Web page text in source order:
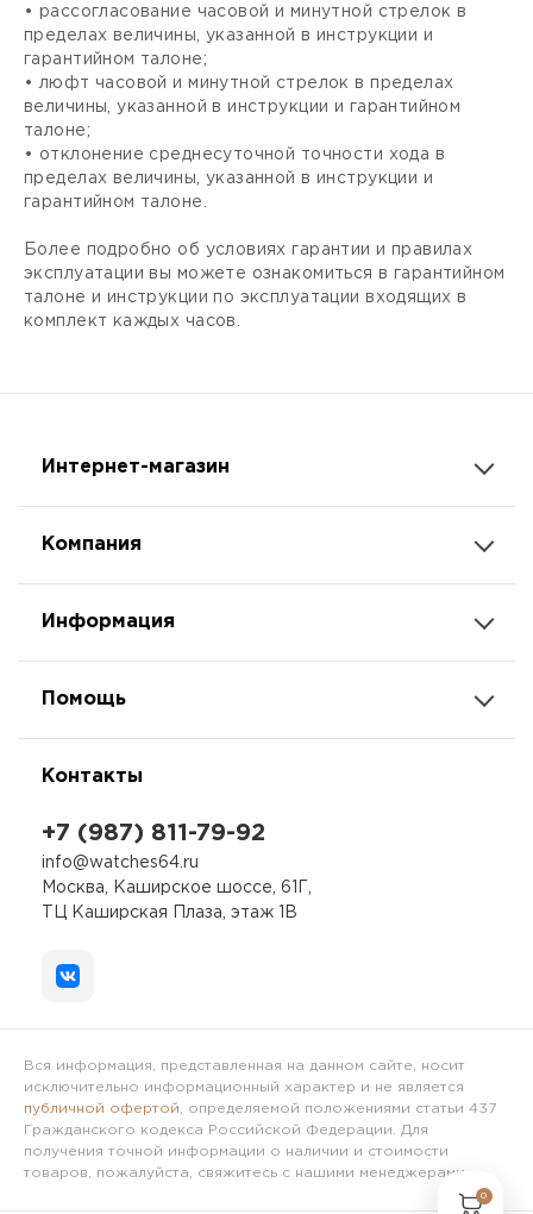
• рассогласование часовой и минутной стрелок в
пределах величины, указанной в инструкции и
гарантийном талоне;
• люфт часовой и минутной стрелок в пределах
величины, указанной в инструкции и гарантийном
талоне;
• отклонение среднесуточной точности хода в
пределах величины, указанной в инструкции и
гарантийном талоне.
Более подробно об условиях гарантии и правилах
эксплуатации вы можете ознакомиться в гарантийном
талоне и инструкции по эксплуатации входящих в
комплект каждых часов.
Интернет-магазин
Компания
Информация
Помощь
Контакты
+7 (987) 811-79-92
info@watches64.ru
Москва, Каширское шоссе, 61Г,
ТЦ Каширская Плаза, этаж 1В
Вся информация, представленная на данном сайте, носит
исключительно информационный характер и не является
публичной офертой , определяемой положениями статьи 437
Гражданского кодекса Российской Федерации. Для
получения точной информации о наличии и стоимости
товаров, пожалуйста, свяжитесь с нашими менеджерами.
0